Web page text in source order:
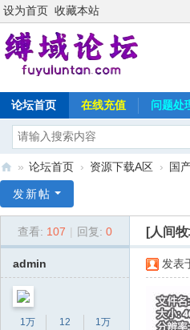
设为首页 收藏本站
论坛首页 在线充值 问题处
域
» 论坛首页 › 资源下载A区 › 国
发新帖
查看: 107 回复: 0 [人间
admin
1万
12
1万
发表